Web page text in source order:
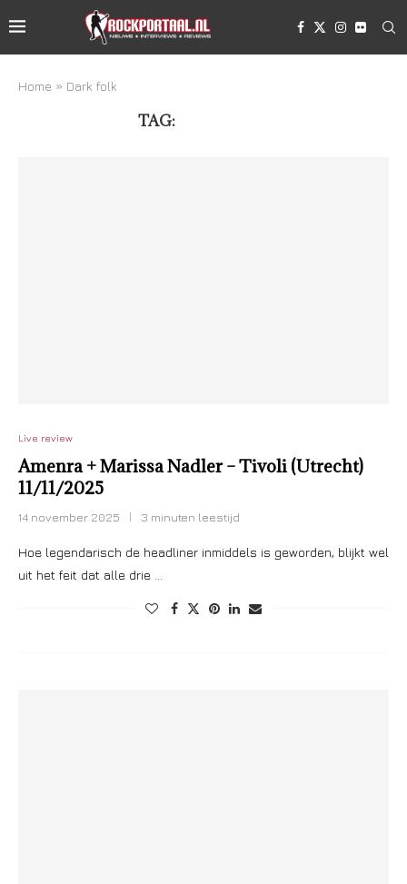
Home » Dark folk
TAG:
Live review
Amenra + Marissa Nadler – Tivoli (Utrecht)
11/11/2025
14 november 2025 3 minuten leestijd
Hoe legendarisch de headliner inmiddels is geworden, blijkt wel
uit het feit dat alle drie …